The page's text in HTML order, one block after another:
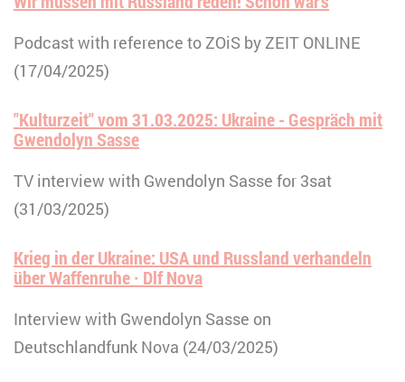
Podcast with reference to ZOiS by ZEIT ONLINE
(17/04/2025)
"Kulturzeit" vom 31.03.2025: Ukraine - Gespräch mit
Gwendolyn Sasse
TV interview with Gwendolyn Sasse for 3sat
(31/03/2025)
Krieg in der Ukraine: USA und Russland verhandeln
über Waffenruhe · Dlf Nova
Interview with Gwendolyn Sasse on
Deutschlandfunk Nova (24/03/2025)